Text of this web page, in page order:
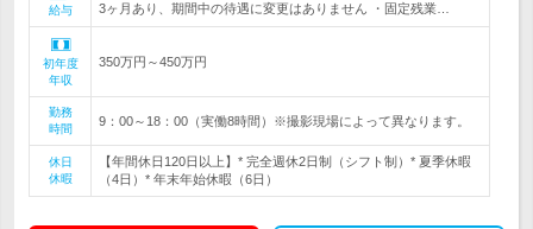
給与
3ヶ月あり、期間中の待遇に変更はありません ・固定残業…
初年度
年収
350万円～450万円
勤務
時間
9：00～18：00（実働8時間）※撮影現場によって異なります。
休日
休暇
【年間休日120日以上】* 完全週休2日制（シフト制）* 夏季休暇
（4日）* 年末年始休暇（6日）